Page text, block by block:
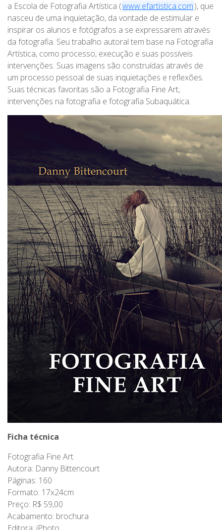
a Escola de Fotografia Artística (www.efartistica.com), que
nasceu de uma inquietação, da vontade de estimular e
inspirar os alunos e fotógrafos a se expressarem através
da fotografia. Seu trabalho autoral tem base na Fotografia
Artística, como processo, execução e suas possíveis
intervenções. Suas imagens são construídas através de
um processo pessoal de suas inquietações e reflexões.
Suas técnicas favoritas são a Fotografia Fine Art,
intervenções na fotografia e fotografia Subaquática.
Ficha técnica
Fotografia Fine Art
Autora: Danny Bittencourt
Páginas: 160
Formato: 17x24cm
Preço: R$ 59,00
Acabamento: brochura